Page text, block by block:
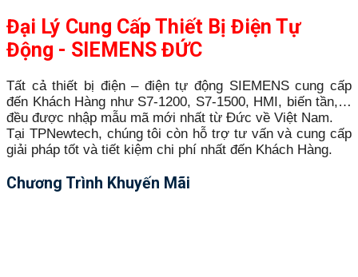
Đại Lý Cung Cấp Thiết Bị Điện Tự
Động - SIEMENS ĐỨC
Tất cả thiết bị điện – điện tự động SIEMENS cung cấp
đến Khách Hàng như S7-1200, S7-1500, HMI, biến tần,…
đều được nhập mẫu mã mới nhất từ Đức về Việt Nam.
Tại TPNewtech, chúng tôi còn hỗ trợ tư vấn và cung cấp
giải pháp tốt và tiết kiệm chi phí nhất đến Khách Hàng.
Chương Trình Khuyến Mãi